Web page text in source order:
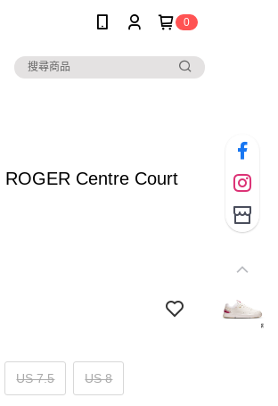
0
Centre Court
US 7.5 US 8